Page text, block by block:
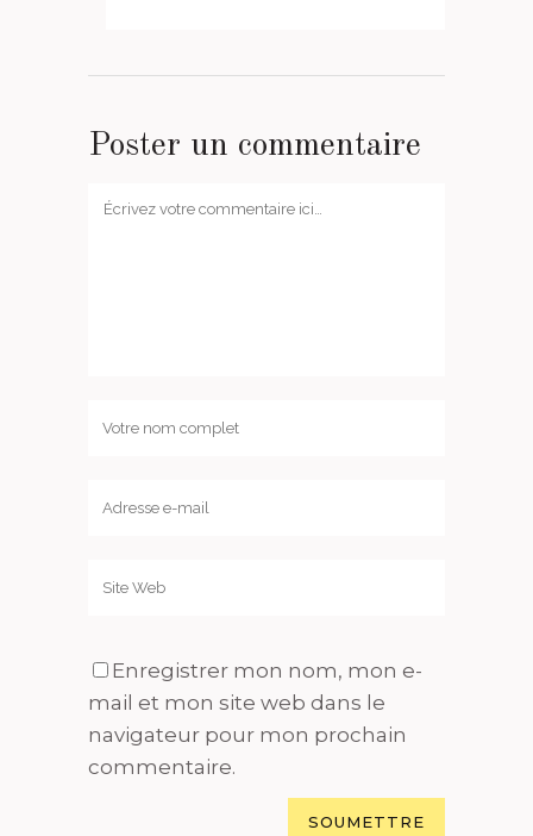
Poster un commentaire
Enregistrer mon nom, mon e-
mail et mon site web dans le
navigateur pour mon prochain
commentaire.